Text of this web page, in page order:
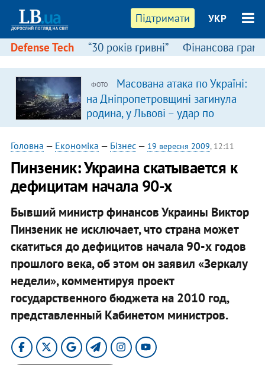
Підтримати УКР
Defense Tech “30 років гривні” Фінансова
ФОТО
Масована атака по Україні:
на Дніпропетровщині загинула
родина, у Львові – удар по
багатоповерхівках
(доповнюється)
Головна — Економіка — Бізнес— 19 вересня 2009, 12:11
Пинзеник: Украина скатывается к
дефицитам начала 90-х
Бывший министр финансов Украины Виктор
Пинзеник не исключает, что страна может
скатиться до дефицитов начала 90-х годов
прошлого века, об этом он заявил «Зеркалу
недели», комментируя проект
государственного бюджета на 2010 год,
представленный Кабинетом министров.